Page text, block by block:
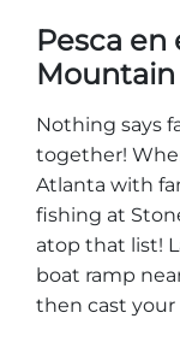
Pesca en
Mountain
Nothing says
together!
Atlanta with
fishing at
atop that list!
boat ramp
then cast your